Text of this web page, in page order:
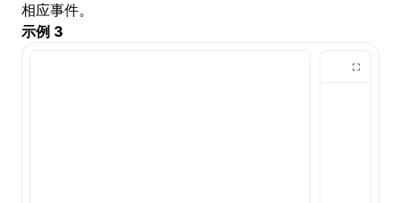
相应事件。
示例 3